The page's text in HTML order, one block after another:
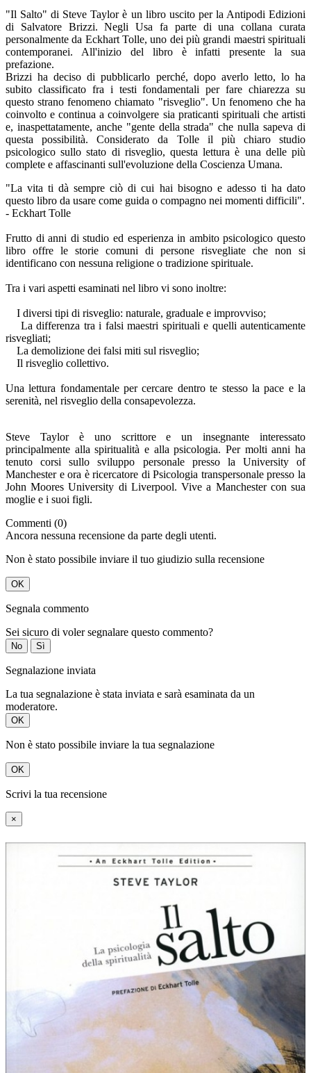
"Il Salto" di Steve Taylor è un libro uscito per la Antipodi Edizioni
di Salvatore Brizzi. Negli Usa fa parte di una collana curata
personalmente da Eckhart Tolle, uno dei più grandi maestri spirituali
contemporanei. All'inizio del libro è infatti presente la sua
prefazione.
Brizzi ha deciso di pubblicarlo perché, dopo averlo letto, lo ha
subito classificato fra i testi fondamentali per fare chiarezza su
questo strano fenomeno chiamato "risveglio". Un fenomeno che ha
coinvolto e continua a coinvolgere sia praticanti spirituali che artisti
e, inaspettatamente, anche "gente della strada" che nulla sapeva di
questa possibilità. Considerato da Tolle il più chiaro studio
psicologico sullo stato di risveglio, questa lettura è una delle più
complete e affascinanti sull'evoluzione della Coscienza Umana.
"La vita ti dà sempre ciò di cui hai bisogno e adesso ti ha dato
questo libro da usare come guida o compagno nei momenti difficili".
- Eckhart Tolle
Frutto di anni di studio ed esperienza in ambito psicologico questo
libro offre le storie comuni di persone risvegliate che non si
identificano con nessuna religione o tradizione spirituale.
Tra i vari aspetti esaminati nel libro vi sono inoltre:
I diversi tipi di risveglio: naturale, graduale e improvviso;
La differenza tra i falsi maestri spirituali e quelli autenticamente
risvegliati;
La demolizione dei falsi miti sul risveglio;
Il risveglio collettivo.
Una lettura fondamentale per cercare dentro te stesso la pace e la
serenità, nel risveglio della consapevolezza.
Steve Taylor è uno scrittore e un insegnante interessato
principalmente alla spiritualità e alla psicologia. Per molti anni ha
tenuto corsi sullo sviluppo personale presso la University of
Manchester e ora è ricercatore di Psicologia transpersonale presso la
John Moores University di Liverpool. Vive a Manchester con sua
moglie e i suoi figli.
Commenti (0)
Ancora nessuna recensione da parte degli utenti.
Non è stato possibile inviare il tuo giudizio sulla recensione
OK
Segnala commento
Sei sicuro di voler segnalare questo commento?
No Sì
Segnalazione inviata
La tua segnalazione è stata inviata e sarà esaminata da un
moderatore.
OK
Non è stato possibile inviare la tua segnalazione
OK
Scrivi la tua recensione
×